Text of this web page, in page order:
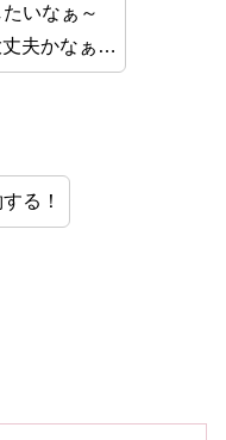
いなぁ～
丈夫かなぁ…
る！